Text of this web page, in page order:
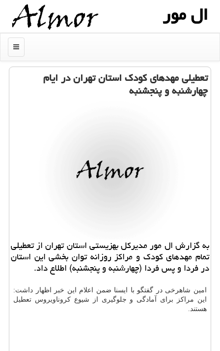
ال مور
منو
تعطیلی مهدهای كودك استان تهران در ایام
چهارشنبه و پنجشنبه
به گزارش ال مور مدیركل بهزیستی استان تهران از تعطیلی
تمام مهدهای كودك و مراكز روزانه توان بخشی این استان
در فردا و پس فردا (چهارشنبه و پنجشنبه) اطلاع داد.
امین شاهرخی در گفتگو با ایسنا ضمن اعلام این خبر اظهار داشت:
این مراكز برای آمادگی و جلوگیری از شیوع كروناویروس تعطیل
هستند.